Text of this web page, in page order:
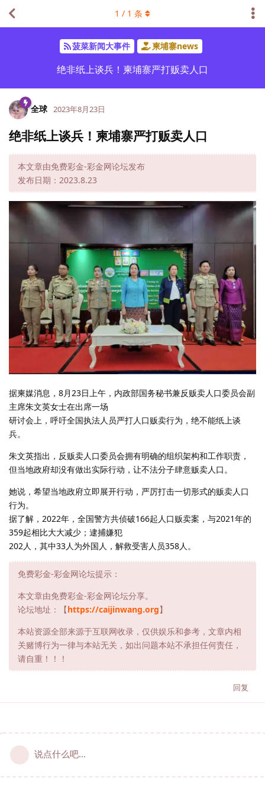
菠菜新闻大事件 柬埔寨news
绝非纸上谈兵！柬埔寨严打贩卖人口
1 / 1 条
全球 2023年8月23日
绝非纸上谈兵！柬埔寨严打贩卖人口
本文章由免费彩金-彩金网论坛发布
发布日期：2023.8.23
据柬媒消息，8月23日上午，内政部国务秘书兼反贩卖人口委员会副
主席朱文英女士在出席一场
研讨会上，呼吁全国执法人员严打人口贩卖行为，绝不能纸上谈
兵。
朱文英指出，反贩卖人口委员会拥有明确的组织架构和工作职责，
但当地政府却没有做出实际行动，让不法分子肆意贩卖人口。
她说，希望当地政府立即展开行动，严厉打击一切形式的贩卖人口
行为。
据了解，2022年，全国警方共侦破166起人口贩卖案，与2021年的
359起相比大大减少；逮捕嫌犯
202人，其中33人为外国人，解救受害人员358人。
免费彩金-彩金网论坛提示：
本文章由免费彩金-彩金网论坛分享。
论坛地址：【https://caijinwang.org】
本站资源全部来源于互联网收录，仅供娱乐和参考，文章内相
关赌博行为一律与本站无关，如出问题本站不承担任何责任，
请自重！！！
回复
说点什么吧...